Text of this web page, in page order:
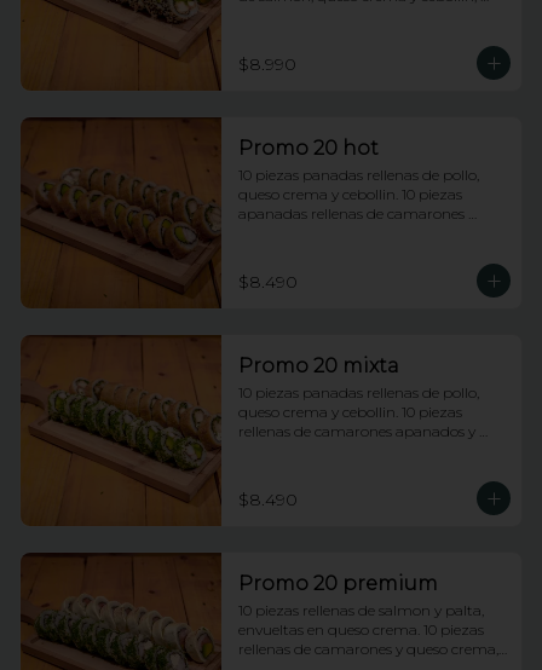
$8.990
Promo 20 hot
10 piezas panadas rellenas de pollo,
queso crema y cebollin. 10 piezas
apanadas rellenas de camarones
$8.490
Promo 20 mixta
10 piezas panadas rellenas de pollo,
queso crema y cebollin. 10 piezas
rellenas de camarones apanados y
$8.490
Promo 20 premium
10 piezas rellenas de salmon y palta,
envueltas en queso crema. 10 piezas
rellenas de camarones y queso crema,